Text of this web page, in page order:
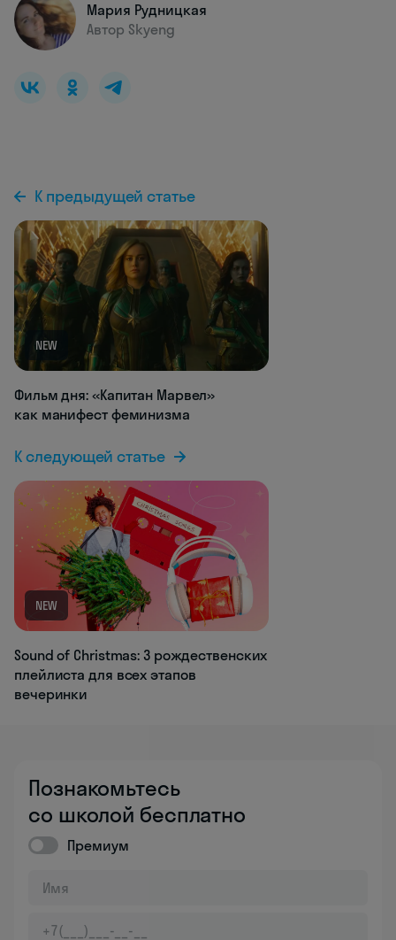
Мария Рудницкая
Автор Skyeng
К предыдущей статье
NEW
Фильм дня: «Капитан Марвел»
как манифест феминизма
К следующей статье
NEW
Sound of Christmas: 3 рождественских
плейлиста для всех этапов
вечеринки
Познакомьтесь
со школой бесплатно
Премиум